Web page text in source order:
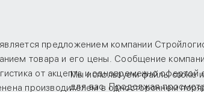
предложением компании
товара и его цены. Сообщение
от акцепта и одновременно
производителем в одностороннем
Мы используем файлы cookie
для вас. Продолжая